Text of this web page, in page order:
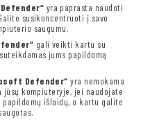
yra paprasta naudoti
susikoncentruoti į savo
saugumu.
gali veikti kartu su
jums papildomą
Defender“ yra nemokama
kompiuteryje, jei naudojate
papildomų išlaidų, o kartu galite